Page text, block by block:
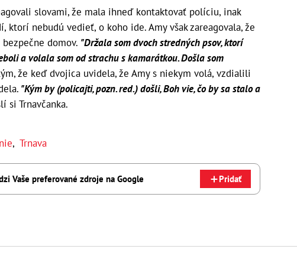
slovami, že mala ihneď kontaktovať políciu, inak
ktorí nebudú vedieť, o koho ide. Amy však zareagovala, že
domov. "Držala som dvoch stredných psov, ktorí
a volala som od strachu s kamarátkou. Došla som
že keď dvojica uvidela, že Amy s niekym volá, vzdialili
"Kým by (policajti, pozn. red.) došli, Boh vie, čo by sa stalo a
si Trnavčanka.
, Trnava
Vaše preferované zdroje na Google Pridať